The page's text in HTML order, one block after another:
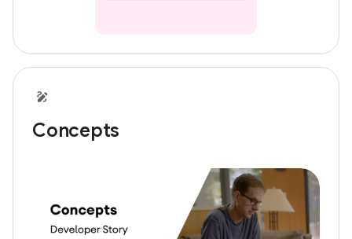
Concepts